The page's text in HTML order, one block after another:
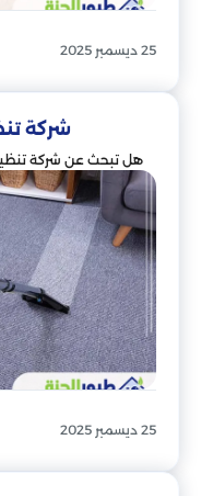
25 ديسمبر 2025
شركة
هل تبحث عن شركة
25 ديسمبر 2025